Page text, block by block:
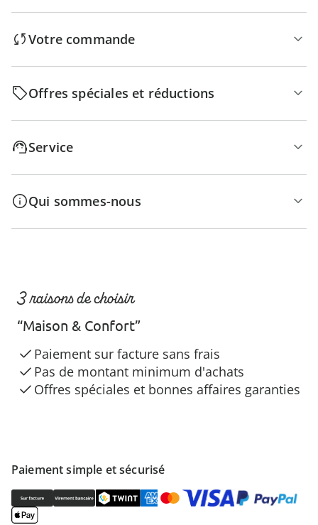
Votre commande
Offres spéciales et réductions
Service
Qui sommes-nous
Paiement simple et sécurisé
3 raisons de choisir
“Maison & Confort”
Paiement sur facture sans frais
Pas de montant minimum d'achats
Offres spéciales et bonnes affaires garanties